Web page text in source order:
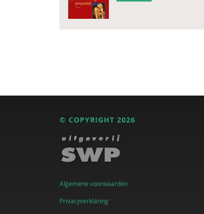
© COPYRIGHT 2026
Algemene voorwaarden
Privacyverklaring